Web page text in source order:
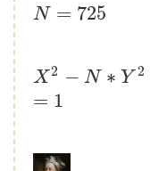
N = 725
N= 725
X2 − N ∗ Y 2
= 1
X2− N∗Y2 =9801